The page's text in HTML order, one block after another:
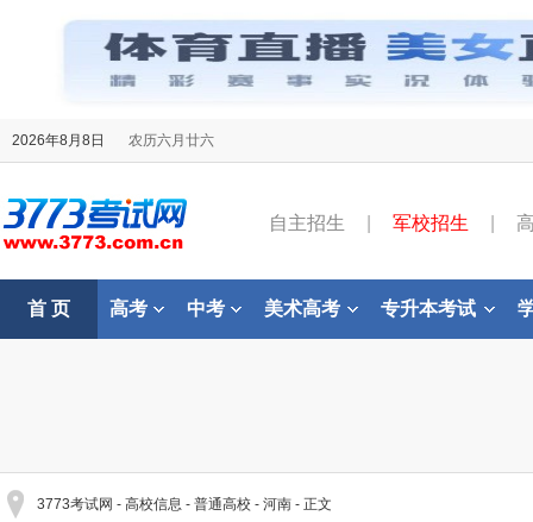
2026年8月8日 农历六月廿六
自主招生 军校招生
首 页 高考 中考 美术高考 专升本考试
3773考试网 - 高校信息 - 普通高校 - 河南 - 正文